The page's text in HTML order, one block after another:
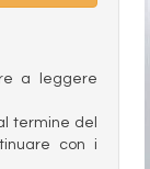
a leggere
termine del
con i